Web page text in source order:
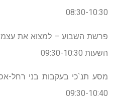
08:30-10:30
פרשת השבוע – למצוא את
השעות 09:30-10:30
מסע תנ`כי בעקבות בני רחל-
09:30-10:40